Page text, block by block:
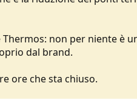
non per niente è
dal brand.
ore che sta chiuso.